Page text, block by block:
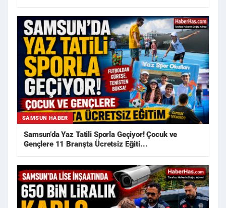
SAMSUN HABER
Samsun’da Yaz Tatili Sporla Geçiyor! Çocuk ve
Gençlere 11 Branşta Ücretsiz Eğiti...